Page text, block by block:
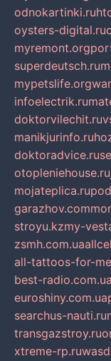
odnokartinki.ru
oysters-digital.ru
myremont.org
superdeutsch.ru
mypetslife.org
infoelectrik.ru
doktorvilechit.ru
manikjurinfo.ru
doktoradvice.ru
otopleniehouse.ru
mojateplica.ru
garazhov.com
stroyu.kzmy-
zsmh.com.ua
all-tattoos-for-
best-radio.com.ua
euroshiny.com.ua
searchus-nauti.ru
transgazstroy.ru
xtreme-rp.ru